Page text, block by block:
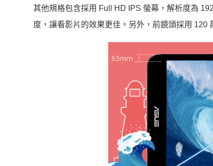
其他規格包含採用 Full HD IPS 螢幕，解析度為
度，讓看影片的效果更佳。另外， 前鏡頭採用 120